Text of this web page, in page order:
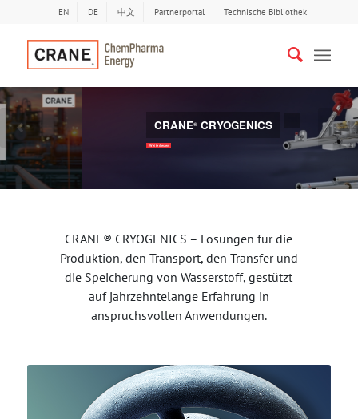
EN DE 中文 Partnerportal Technische Bibliothek
CRANE CRYOGENICS
Bisherige
CRANE® CRYOGENICS – Lösungen für die
Produktion, den Transport, den Transfer und
die Speicherung von Wasserstoff, gestützt
auf jahrzehntelange Erfahrung in
anspruchsvollen Anwendungen.